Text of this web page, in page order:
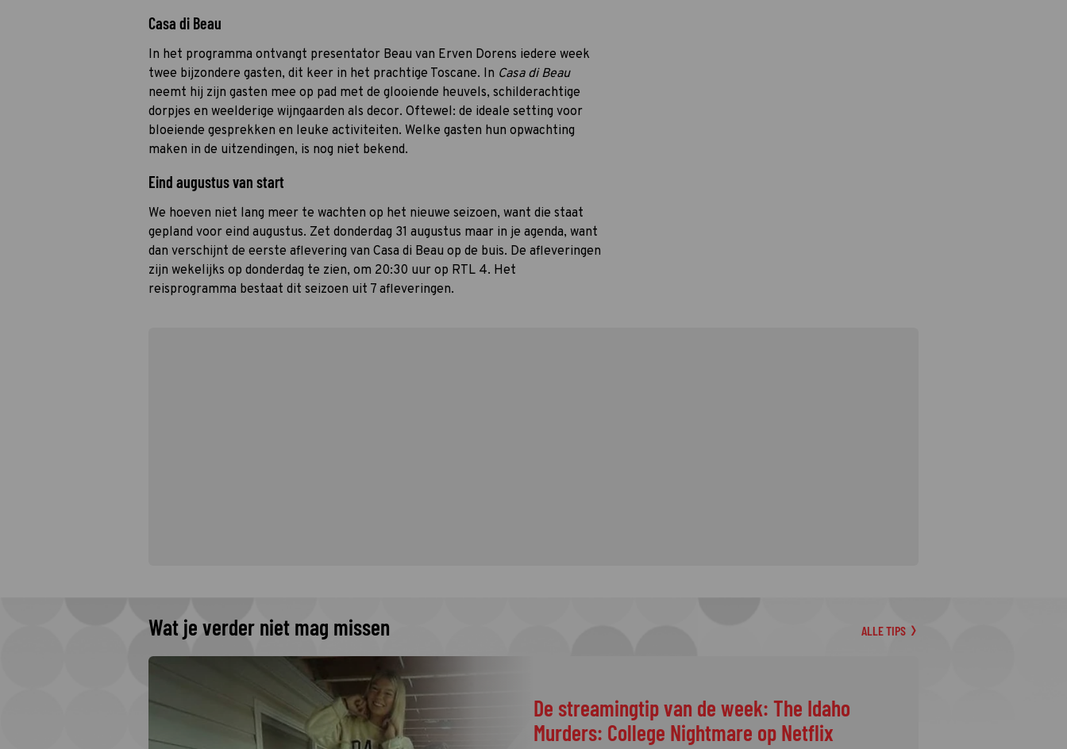
Casa di Beau
In het programma ontvangt presentator Beau van Erven Dorens iedere week
twee bijzondere gasten, dit keer in het prachtige Toscane. In Casa di Beau
neemt hij zijn gasten mee op pad met de glooiende heuvels, schilderachtige
dorpjes en weelderige wijngaarden als decor. Oftewel: de ideale setting voor
bloeiende gesprekken en leuke activiteiten. Welke gasten hun opwachting
maken in de uitzendingen, is nog niet bekend.
Eind augustus van start
We hoeven niet lang meer te wachten op het nieuwe seizoen, want die staat
gepland voor eind augustus. Zet donderdag 31 augustus maar in je agenda, want
dan verschijnt de eerste aflevering van Casa di Beau op de buis. De afleveringen
zijn wekelijks op donderdag te zien, om 20:30 uur op RTL 4. Het
reisprogramma bestaat dit seizoen uit 7 afleveringen.
Wat je verder niet mag missen ALLE TIPS
De streamingtip van de week: The Idaho
Murders: College Nightmare op Netflix